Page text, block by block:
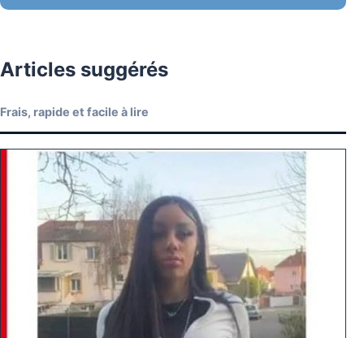
Articles suggérés
Frais, rapide et facile à lire